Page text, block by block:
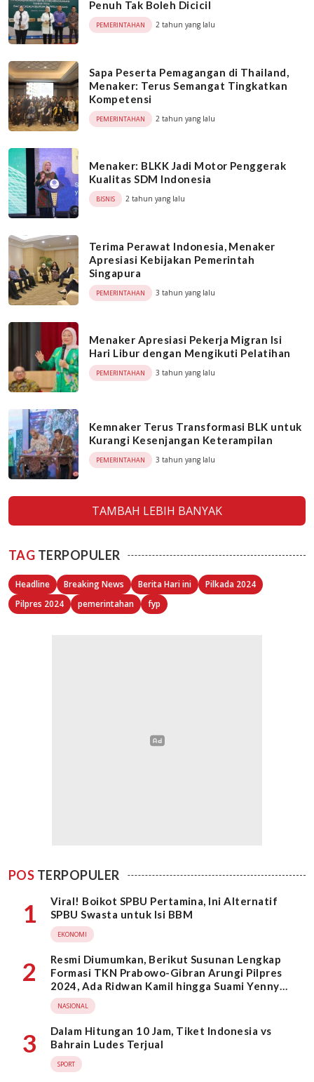
Penuh Tak Boleh Dicicil
PEMERINTAHAN 2 tahun yang lalu
Sapa Peserta Pemagangan di Thailand,
Menaker: Terus Semangat Tingkatkan
Kompetensi
PEMERINTAHAN 2 tahun yang lalu
Menaker: BLKK Jadi Motor Penggerak
Kualitas SDM Indonesia
BISNIS 2 tahun yang lalu
Terima Perawat Indonesia, Menaker
Apresiasi Kebijakan Pemerintah
Singapura
PEMERINTAHAN 3 tahun yang lalu
Menaker Apresiasi Pekerja Migran Isi
Hari Libur dengan Mengikuti Pelatihan
PEMERINTAHAN 3 tahun yang lalu
Kemnaker Terus Transformasi BLK untuk
Kurangi Kesenjangan Keterampilan
PEMERINTAHAN 3 tahun yang lalu
TAMBAH LEBIH BANYAK
TAG TERPOPULER
Headline Breaking News Berita Hari ini
Pilkada 2024
Pilpres 2024
pemerintahan fyp
POS TERPOPULER
1
Viral! Boikot SPBU Pertamina, Ini Alternatif
SPBU Swasta untuk Isi BBM
EKONOMI
2
Resmi Diumumkan, Berikut Susunan Lengkap
Formasi TKN Prabowo-Gibran Arungi Pilpres
2024, Ada Ridwan Kamil hingga Suami Yenny
Wahid
NASIONAL
3
Dalam Hitungan 10 Jam, Tiket Indonesia vs
Bahrain Ludes Terjual
SPORT